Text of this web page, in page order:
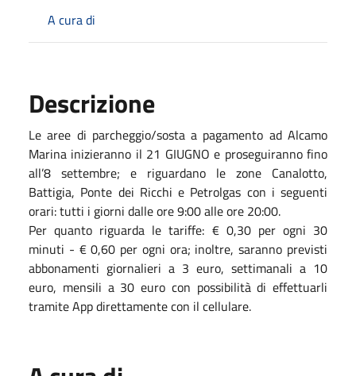
A cura di
Descrizione
Le aree di parcheggio/sosta a pagamento ad Alcamo
Marina inizieranno il 21 GIUGNO e proseguiranno fino
all’8 settembre; e riguardano le zone Canalotto,
Battigia, Ponte dei Ricchi e Petrolgas con i seguenti
orari: tutti i giorni dalle ore 9:00 alle ore 20:00.
Per quanto riguarda le tariffe: € 0,30 per ogni 30
minuti - € 0,60 per ogni ora; inoltre, saranno previsti
abbonamenti giornalieri a 3 euro, settimanali a 10
euro, mensili a 30 euro con possibilità di effettuarli
tramite App direttamente con il cellulare.